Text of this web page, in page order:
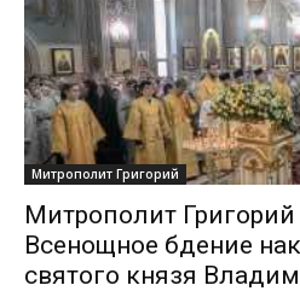
Митрополит Григорий
Митрополит
Всенощное бдение
святого князя